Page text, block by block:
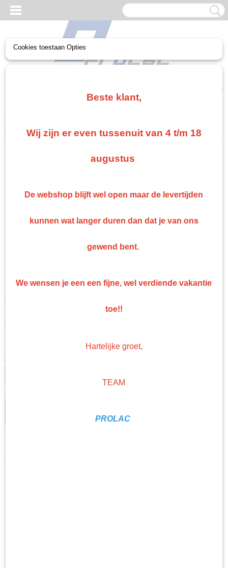
(0)
Home
stofmasker FFP2 met ventiel 15 stuks
Gerko stofmasker FFP2 met
ventiel 15 stuks
€ 26,93
Levertijd Geleverd binnen 24 uur!
Aantal
Cookies toestaan Opties
Beste klant,
Wij zijn er even tussenuit van 4 t/m 18
augustus
De webshop blijft wel open maar de levertijden
kunnen wat langer duren dan dat je van ons
gewend bent.
We wensen je een een fijne, wel verdiende vakantie
toe!!
Hartelijke groet,
TEAM
PROLAC